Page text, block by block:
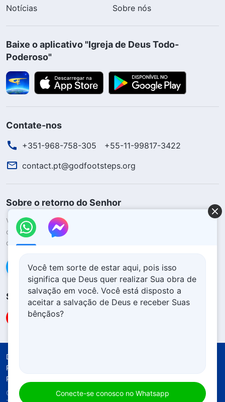
Notícias
Sobre nós
Baixe o aplicativo "Igreja de Deus Todo-
Poderoso"
Contate-nos
+351-968-758-305
+55-11-99817-3422
contact.pt@godfootsteps.org
Sobre o retorno do Senhor
Você quer dar as boas-vindas ao retorno do Senhor para ter a
oportunidade de receber a proteção de Deus durante os
desastres?
Conecte-se conosco no Messenger
Siga-nos
Declaração Solene
Política de Privacidade
Política de Cookies
Copyright © 2026Igreja de Deus Todo-Poderoso.
Você tem sorte de estar aqui, pois isso
significa que Deus quer realizar Sua obra de
salvação em você. Você está disposto a
aceitar a salvação de Deus e receber Suas
bênçãos?
Conecte-se conosco no Whatsapp